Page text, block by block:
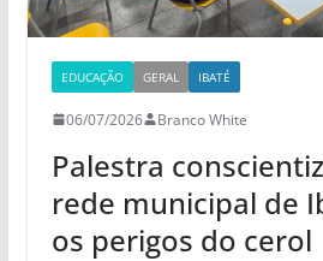
EDUCAÇÃO GERAL IBATÉ
06/07/2026 Branco White
Palestra
rede municipal de
os perigos do cerol